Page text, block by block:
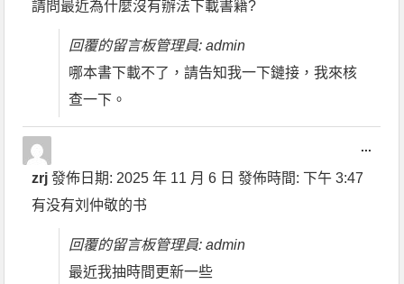
請問最近為什麼沒有辦法下載書籍?
回覆的留言板管理員: admin
哪本書下載不了，請告知我一下鏈接，我來核
查一下。
zrj發佈日期: 2025 年 11 月 6 日 發佈時間: 下午 3:47
有没有刘仲敬的书
回覆的留言板管理員: admin
最近我抽時間更新一些
...